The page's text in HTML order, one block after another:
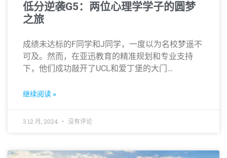
低分逆袭G5：两位心理学学子的圆梦
之旅
成绩未达标的F同学和J同学，一度以为名校梦遥不
可及。然而，在亚迅教育的精准规划和专业支持
下，他们成功敲开了UCL和爱丁堡的大门…
继续阅读 »
3 12 月, 2024 没有评论